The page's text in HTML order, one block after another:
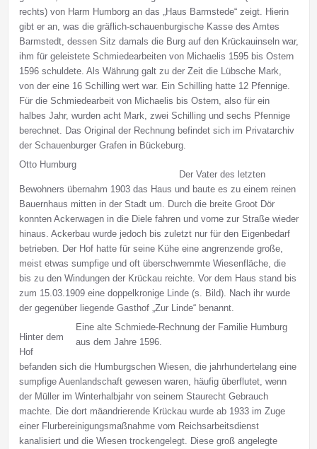
rechts) von Harm Humborg an das „Haus Barmstede“ zeigt. Hierin
gibt er an, was die gräflich-schauenburgische Kasse des Amtes
Barmstedt, dessen Sitz damals die Burg auf den Krückauinseln war,
ihm für geleistete Schmiedearbeiten von Michaelis 1595 bis Ostern
1596 schuldete. Als Währung galt zu der Zeit die Lübsche Mark,
von der eine 16 Schilling wert war. Ein Schilling hatte 12 Pfennige.
Für die Schmiedearbeit von Michaelis bis Ostern, also für ein
halbes Jahr, wurden acht Mark, zwei Schilling und sechs Pfennige
berechnet. Das Original der Rechnung befindet sich im Privatarchiv
der Schauenburger Grafen in Bückeburg.
Otto Humburg
Der Vater des letzten
Bewohners übernahm 1903 das Haus und baute es zu einem reinen
Bauernhaus mitten in der Stadt um. Durch die breite Groot Dör
konnten Ackerwagen in die Diele fahren und vorne zur Straße wieder
hinaus. Ackerbau wurde jedoch bis zuletzt nur für den Eigenbedarf
betrieben. Der Hof hatte für seine Kühe eine angrenzende große,
meist etwas sumpfige und oft überschwemmte Wiesenfläche, die
bis zu den Windungen der Krückau reichte. Vor dem Haus stand bis
zum 15.03.1909 eine doppelkronige Linde (s. Bild). Nach ihr wurde
der gegenüber liegende Gasthof „Zur Linde“ benannt.
Eine alte Schmiede-Rechnung der Familie Humburg
aus dem Jahre 1596.
Hinter dem
Hof
befanden sich die Humburgschen Wiesen, die jahrhundertelang eine
sumpfige Auenlandschaft gewesen waren, häufig überflutet, wenn
der Müller im Winterhalbjahr von seinem Staurecht Gebrauch
machte. Die dort mäandrierende Krückau wurde ab 1933 im Zuge
einer Flurbereinigungsmaßnahme vom Reichsarbeitsdienst
kanalisiert und die Wiesen trockengelegt. Diese groß angelegte